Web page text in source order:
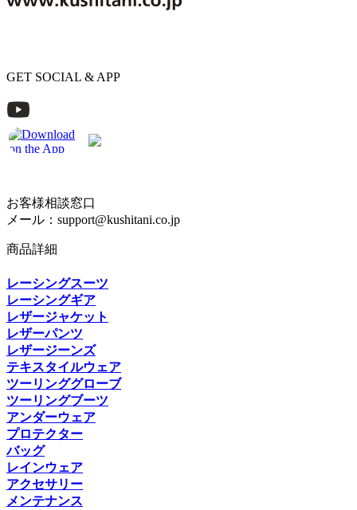
GET SOCIAL & APP
お客様相談窓口
メール：support@kushitani.co.jp
商品詳細
レーシングスーツ
レーシングギア
レザージャケット
レザーパンツ
レザージーンズ
テキスタイルウェア
ツーリンググローブ
ツーリングブーツ
アンダーウェア
プロテクター
バッグ
レインウェア
アクセサリー
メンテナンス